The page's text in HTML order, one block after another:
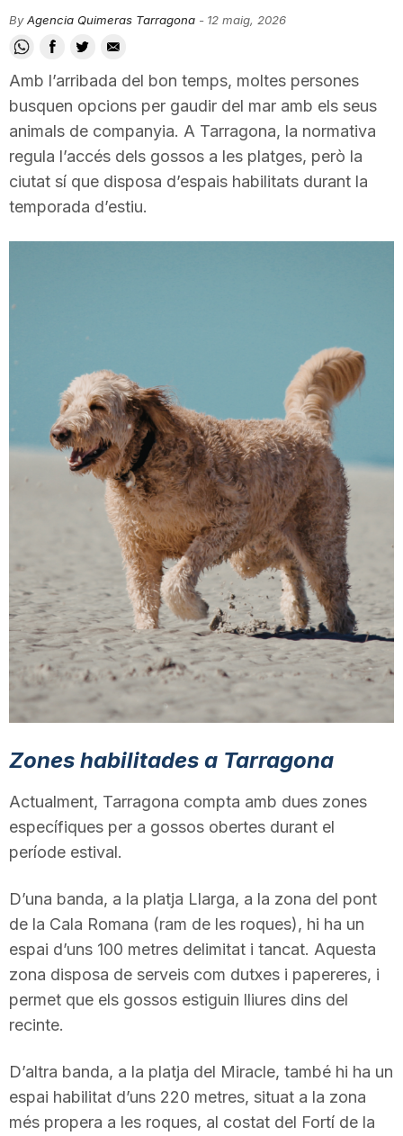
i
u
t
a
r
a
o
n
By Agencia Quimeras Tarragona - 12 maig, 2026
Amb l’arribada del bon temps, moltes persones
busquen opcions per gaudir del mar amb els seus
animals de companyia. A Tarragona, la normativa
regula l’accés dels gossos a les platges, però la
ciutat sí que disposa d’espais habilitats durant la
temporada d’estiu.
Zones habilitades a Tarragona
Actualment, Tarragona compta amb dues zones
específiques per a gossos obertes durant el
període estival.
D’una banda, a la platja Llarga, a la zona del pont
de la Cala Romana (ram de les roques), hi ha un
espai d’uns 100 metres delimitat i tancat. Aquesta
zona disposa de serveis com dutxes i papereres, i
permet que els gossos estiguin lliures dins del
recinte.
D’altra banda, a la platja del Miracle, també hi ha un
espai habilitat d’uns 220 metres, situat a la zona
més propera a les roques, al costat del Fortí de la